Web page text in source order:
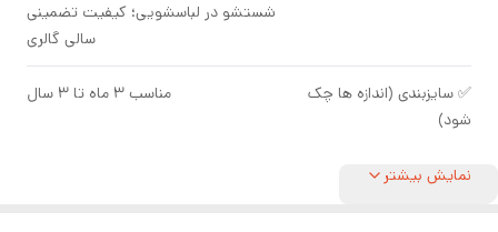
شستشو در لباسشویی؛ کیفیت تضمینی
سالی گالری
✅ سایزبندی (اندازه ها چک
شود)
مناسب ۳ ماه تا ۳ سال
نمایش بیشتر